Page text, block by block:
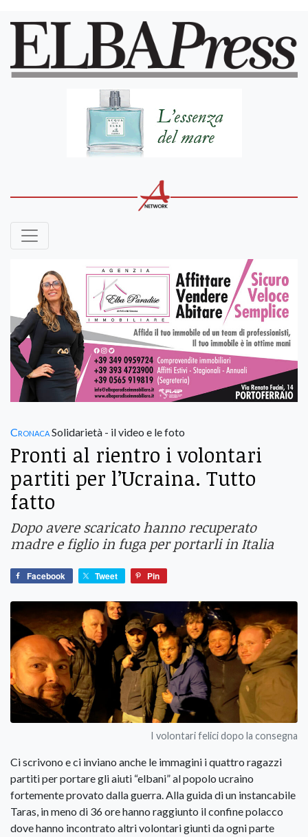
CronacaSolidarietà - il video e le foto
Pronti al rientro i volontari
partiti per l’Ucraina. Tutto
fatto
Dopo avere scaricato hanno recuperato
madre e figlio in fuga per portarli in Italia
Facebook Tweet Pin
I volontari felici dopo la consegna
Ci scrivono e ci inviano anche le immagini i quattro ragazzi
partiti per portare gli aiuti “elbani” al popolo ucraino
fortemente provato dalla guerra. Alla guida di un instancabile
Taras, in meno di 36 ore hanno raggiunto il confine polacco
dove hanno incontrato altri volontari giunti da ogni parte